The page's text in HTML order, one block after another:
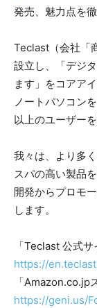
Teclast（会社「
設立し、「デジ
ます」をコアア
ノートパソコン
以上のユーザー
我々は、より多
スパの高い製品
開発からプロモ
します。
「Teclast 公式サ
https://
「Amazon.co.jp
https://geni.us/